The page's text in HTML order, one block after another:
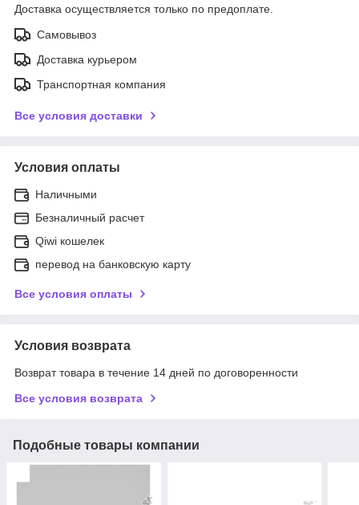
Доставка осуществляется только по предоплате.
Самовывоз
Доставка курьером
Транспортная компания
Все условия доставки
Условия оплаты
Наличными
Безналичный расчет
Qiwi кошелек
перевод на банковскую карту
Все условия оплаты
Условия возврата
Возврат товара в течение 14 дней по договоренности
Все условия возврата
Подобные товары компании